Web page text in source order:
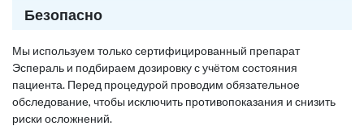
Безопасно
Мы используем только сертифицированный препарат
Эспераль и подбираем дозировку с учётом состояния
пациента. Перед процедурой проводим обязательное
обследование, чтобы исключить противопоказания и снизить
риски осложнений.